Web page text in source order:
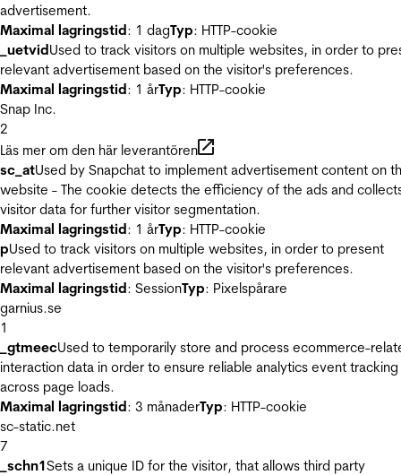
advertisement.
Maximal lagringstid: 1 dagTyp: HTTP-cookie
_uetvidUsed to track visitors on multiple websites, in order to
relevant advertisement based on the visitor's preferences.
Maximal lagringstid: 1 årTyp: HTTP-cookie
Snap Inc.
2
Läs mer om den här leverantören
sc_atUsed by Snapchat to implement advertisement content on
website - The cookie detects the efficiency of the ads and
visitor data for further visitor segmentation.
Maximal lagringstid: 1 årTyp: HTTP-cookie
pUsed to track visitors on multiple websites, in order to present
relevant advertisement based on the visitor's preferences.
Maximal lagringstid: SessionTyp: Pixelspårare
garnius.se
1
_gtmeecUsed to temporarily store and process ecommerce-
interaction data in order to ensure reliable analytics event tracking
across page loads.
Maximal lagringstid: 3 månaderTyp: HTTP-cookie
sc-static.net
7
_schn1Sets a unique ID for the visitor, that allows third party